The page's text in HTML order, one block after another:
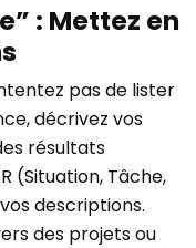
: Mettez en
pas de lister
décrivez vos
résultats
(Situation, Tâche,
descriptions.
des projets ou